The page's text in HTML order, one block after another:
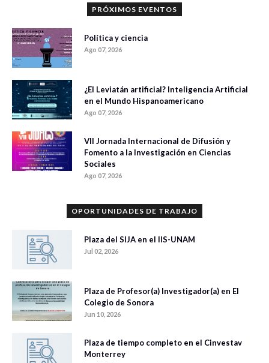
PRÓXIMOS EVENTOS
Política y ciencia
Ago 07, 2026
¿El Leviatán artificial? Inteligencia Artificial
en el Mundo Hispanoamericano
Ago 07, 2026
VII Jornada Internacional de Difusión y
Fomento a la Investigación en Ciencias
Sociales
Ago 07, 2026
OPORTUNIDADES DE TRABAJO
Plaza del SIJA en el IIS-UNAM
Jul 02, 2026
Plaza de Profesor(a) Investigador(a) en El
Colegio de Sonora
Jun 10, 2026
Plaza de tiempo completo en el Cinvestav
Monterrey